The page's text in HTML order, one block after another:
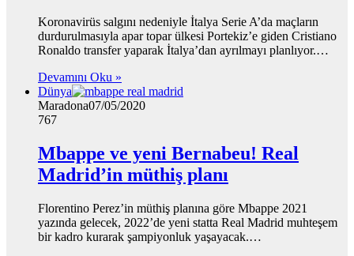
Koronavirüs salgını nedeniyle İtalya Serie A’da maçların
durdurulmasıyla apar topar ülkesi Portekiz’e giden Cristiano
Ronaldo transfer yaparak İtalya’dan ayrılmayı planlıyor.…
Devamını Oku »
Dünya
Maradona07/05/2020
767
Mbappe ve yeni Bernabeu! Real
Madrid’in müthiş planı
Florentino Perez’in müthiş planına göre Mbappe 2021
yazında gelecek, 2022’de yeni statta Real Madrid muhteşem
bir kadro kurarak şampiyonluk yaşayacak.…